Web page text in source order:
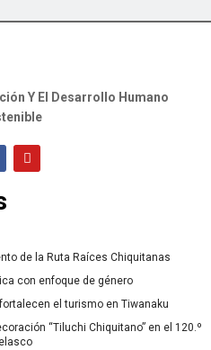
Y El Desarrollo Humano
de la Ruta Raíces Chiquitanas
con enfoque de género
el turismo en Tiwanaku
“Tiluchi Chiquitano” en el 120.º